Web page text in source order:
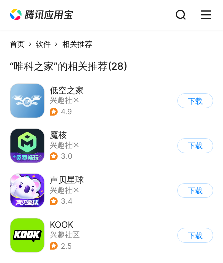
首页 软件 相关推荐
“唯科之家”的相关推荐(28)
低空之家
兴趣社区
4.9
下载
魔核
兴趣社区
3.0
下载
声贝星球
兴趣社区
3.4
下载
KOOK
兴趣社区
2.5
下载